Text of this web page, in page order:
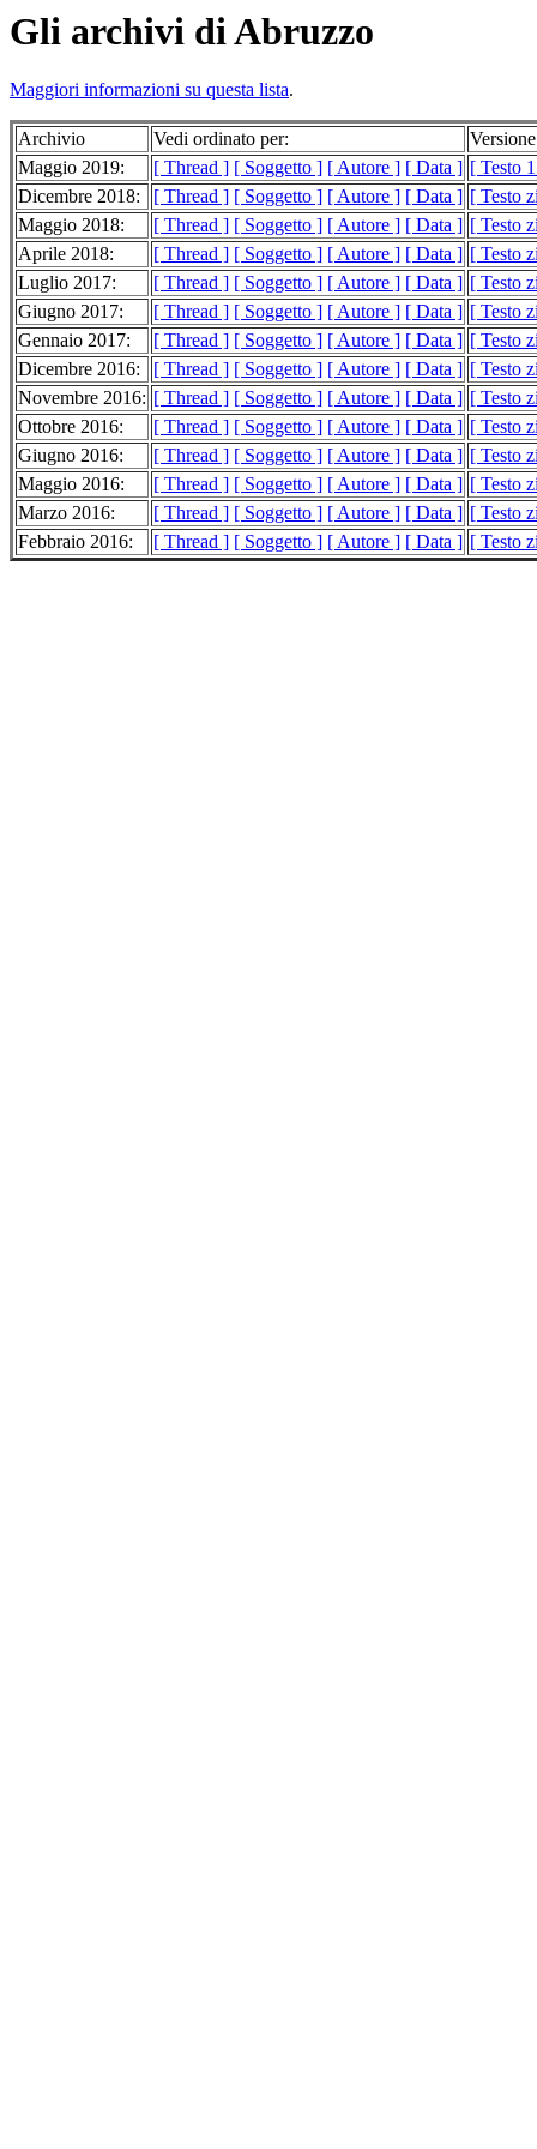
Gli archivi di Abruzzo
Maggiori informazioni su questa lista.
Archivio Vedi ordinato per:
Maggio 2019:
[ Thread ] [ Soggetto ] [ Autore ] [ Data ] [ Testo
Dicembre 2018:
[ Thread ] [ Soggetto ] [ Autore ] [ Data ] [ Testo
Maggio 2018:
[ Thread ] [ Soggetto ] [ Autore ] [ Data ] [ Testo
Aprile 2018:
[ Thread ] [ Soggetto ] [ Autore ] [ Data ] [ Testo
Luglio 2017:
[ Thread ] [ Soggetto ] [ Autore ] [ Data ] [ Testo
Giugno 2017:
[ Thread ] [ Soggetto ] [ Autore ] [ Data ] [ Testo
Gennaio 2017:
[ Thread ] [ Soggetto ] [ Autore ] [ Data ] [ Testo
Dicembre 2016:
[ Thread ] [ Soggetto ] [ Autore ] [ Data ] [ Testo
Novembre 2016: [ Thread ] [ Soggetto ] [ Autore ] [ Data ] [ Testo
Ottobre 2016:
[ Thread ] [ Soggetto ] [ Autore ] [ Data ] [ Testo
Giugno 2016:
[ Thread ] [ Soggetto ] [ Autore ] [ Data ] [ Testo
Maggio 2016:
[ Thread ] [ Soggetto ] [ Autore ] [ Data ] [ Testo
Marzo 2016:
[ Thread ] [ Soggetto ] [ Autore ] [ Data ] [ Testo
Febbraio 2016:
[ Thread ] [ Soggetto ] [ Autore ] [ Data ] [ Testo